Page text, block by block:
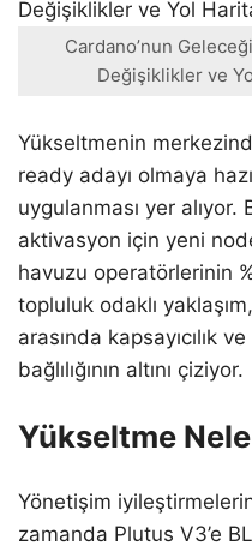
Cardano’nun
Değişiklikler ve
Yükseltmenin
ready adayı olmaya
uygulanması yer alıyor.
aktivasyon için yeni
havuzu operatörlerinin
topluluk odaklı
arasında kapsayıcılık
bağlılığının altını çiziyor.
Yükseltme
Yönetişim
zamanda Plutus V3’e